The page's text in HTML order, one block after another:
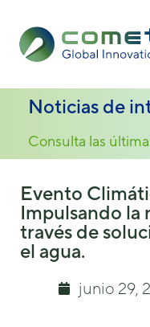
Noticias de
Consulta las
Evento
Impulsando la
través de
el agua.
junio 29,